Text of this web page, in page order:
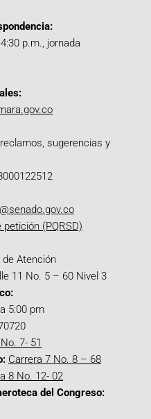
p.m., jornada
sugerencias y
(PQRSD)
de Atención
11 No. 5 – 60 Nivel 3
5:00 pm
7- 51
Carrera 7 No. 8 – 68
8 No. 12- 02
del Congreso: